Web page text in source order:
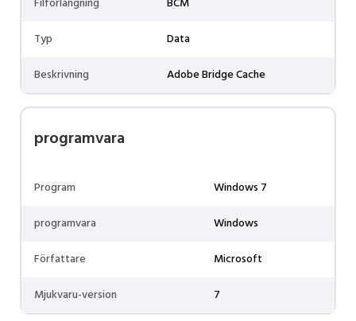
Typ
Data
Beskrivning
Adobe Bridge Cache
programvara
Program
Windows 7
programvara
Windows
Författare
Microsoft
Mjukvaru-version
7